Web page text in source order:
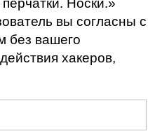
Носки.»
вы согласны с
без вашего
хакеров,